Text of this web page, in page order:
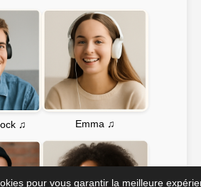
♫ Emma ♫
pour vous garantir la meilleure